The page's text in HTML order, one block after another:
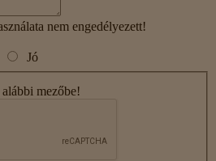
nem engedélyezett!
Jó
mezőbe!